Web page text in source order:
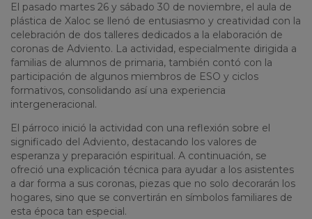
El pasado martes 26 y sábado 30 de noviembre, el aula de
plástica de Xaloc se llenó de entusiasmo y creatividad con la
celebración de dos talleres dedicados a la elaboración de
coronas de Adviento. La actividad, especialmente dirigida a
familias de alumnos de primaria, también contó con la
participación de algunos miembros de ESO y ciclos
formativos, consolidando así una experiencia
intergeneracional.
El párroco inició la actividad con una reflexión sobre el
significado del Adviento, destacando los valores de
esperanza y preparación espiritual. A continuación, se
ofreció una explicación técnica para ayudar a los asistentes
a dar forma a sus coronas, piezas que no solo decorarán los
hogares, sino que se convertirán en símbolos familiares de
esta época tan especial.